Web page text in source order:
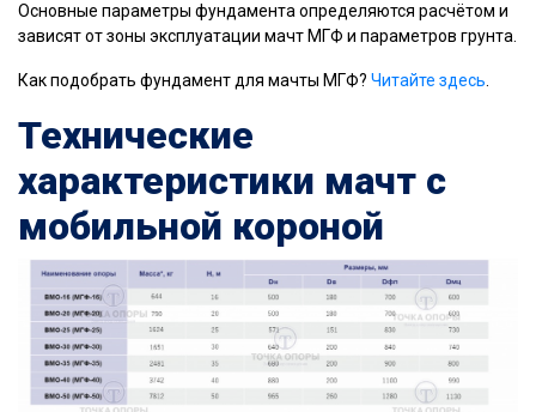
Основные параметры фундамента определяются расчётом и
зависят от зоны эксплуатации мачт МГФ и параметров грунта.
Как подобрать фундамент для мачты МГФ? Читайте здесь
Технические
характеристики мачт с
мобильной короной